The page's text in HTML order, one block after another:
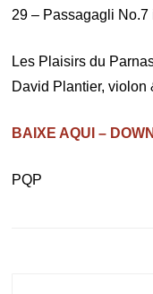
29 – Passagagli No.7
Les Plaisirs du
David Plantier, violon
BAIXE AQUI –
PQP